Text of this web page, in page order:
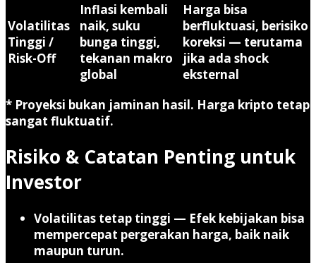
Volatilitas
Tinggi /
Risk-Off
Inflasi kembali
naik, suku
bunga tinggi,
tekanan makro
global
Harga bisa
berfluktuasi, berisiko
koreksi — terutama
jika ada shock
eksternal
* Proyeksi bukan jaminan hasil. Harga kripto tetap
sangat fluktuatif.
Risiko & Catatan Penting untuk
Investor
Volatilitas tetap tinggi — Efek kebijakan bisa
mempercepat pergerakan harga, baik naik
maupun turun.